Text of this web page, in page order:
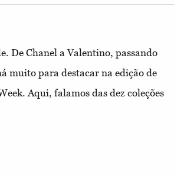
De Chanel a Valentino, passando
muito para destacar na edição de
Aqui, falamos das dez coleções